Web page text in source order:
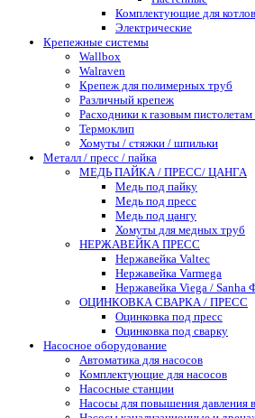
Комплектующие для котлов
Электрические
Крепежные системы
Wallbox
Walraven
Крепеж для полимерных труб
Различный крепеж
Расходники к газовым
Термоклип
Хомуты / стяжки / шпильки
Металл / пресс / пайка
МЕДЬ ПАЙКА / ПРЕСС/ ЦАНГА
Медь под пайку
Медь под пресс
Медь под цангу
Хомуты для медных труб
НЕРЖАВЕЙКА ПРЕСС
Нержавейка Valtec
Нержавейка Varmega
Нержавейка Viega /
ОЦИНКОВКА СВАРКА / ПРЕСС
Оцинковка под пресс
Оцинковка под сварку
Насосное оборудование
Автоматика для насосов
Комплектующие для насосов
Насосные станции
Насосы для повышения давления